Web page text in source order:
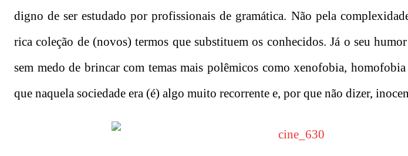
digno de ser estudado por profissionais de gramática. Não pela
rica coleção de (novos) termos que substituem os conhecidos. Já o seu
sem medo de brincar com temas mais polêmicos como xenofobia,
que naquela sociedade era (é) algo muito recorrente e, por que não dizer,